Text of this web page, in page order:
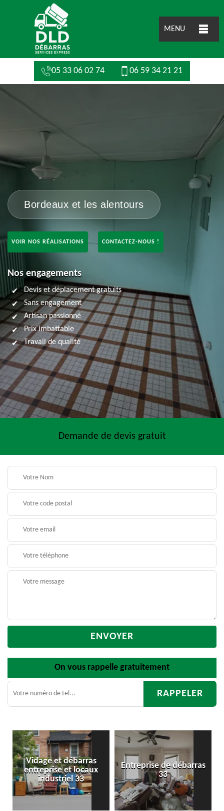
MENU
05 33 06 02 74 06 59 34 21 21
Bordeaux et les alentours
VOIR NOS RÉALISATIONS CONTACTEZ-NOUS !
Nos engagements
Devis et déplacement gratuits
Sans engagement
Artisan passionné
Prix imbattable
Travail de qualité
Demande de devis gratuit
On vous rappelle gratuitement
locaux
33
Entreprise de débarras
33
Débarras
d'appartement